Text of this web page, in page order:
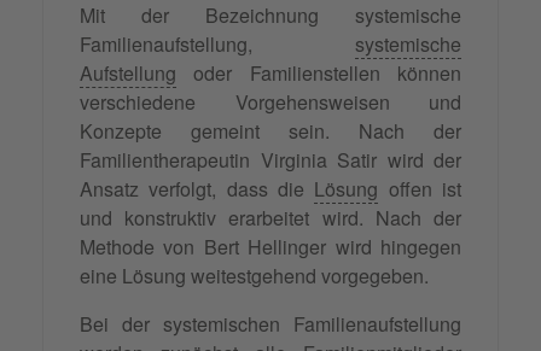
Mit der Bezeichnung systemische
Familienaufstellung, systemische
Aufstellung oder Familienstellen können
verschiedene Vorgehensweisen und
Konzepte gemeint sein. Nach der
Familientherapeutin Virginia Satir wird der
Ansatz verfolgt, dass die Lösung offen ist
und konstruktiv erarbeitet wird. Nach der
Methode von Bert Hellinger wird hingegen
eine Lösung weitestgehend vorgegeben.
Bei der systemischen Familienaufstellung